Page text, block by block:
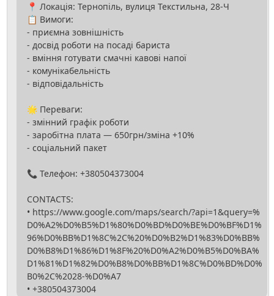
📍 Локація: Тернопіль, вулиця Текстильна, 28-Ч
📋 Вимоги:
- приємна зовнішність
- досвід роботи на посаді бариста
- вміння готувати смачні кавові напої
- комунікабельність
- відповідальність
🌟 Переваги:
- змінний графік роботи
- заробітна плата — 650грн/зміна +10%
- соціальний пакет
📞 Телефон: +380504373004
CONTACTS:
• https://www.google.com/maps/search/?api=1&query=%
D0%A2%D0%B5%D1%80%D0%BD%D0%BE%D0%BF%D1%
96%D0%BB%D1%8C%2C%20%D0%B2%D1%83%D0%BB%
D0%B8%D1%86%D1%8F%20%D0%A2%D0%B5%D0%BA%
D1%81%D1%82%D0%B8%D0%BB%D1%8C%D0%BD%D0%
B0%2C%2028-%D0%A7
• +380504373004